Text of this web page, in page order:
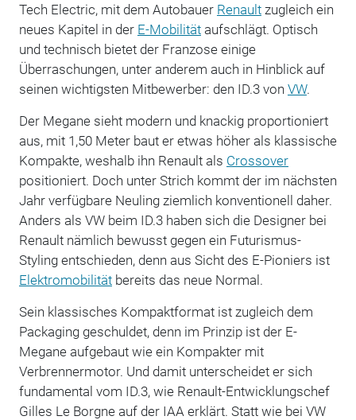
Tech Electric, mit dem Autobauer Renaultzugleich ein
neues Kapitel in der E-Mobilitätaufschlägt. Optisch
und technisch bietet der Franzose einige
Überraschungen, unter anderem auch in Hinblick auf
seinen wichtigsten Mitbewerber: den ID.3 von VW.
Der Megane sieht modern und knackig proportioniert
aus, mit 1,50 Meter baut er etwas höher als klassische
Kompakte, weshalb ihn Renault als Crossover
positioniert. Doch unter Strich kommt der im nächsten
Jahr verfügbare Neuling ziemlich konventionell daher.
Anders als VW beim ID.3 haben sich die Designer bei
Renault nämlich bewusst gegen ein Futurismus-
Styling entschieden, denn aus Sicht des E-Pioniers ist
Elektromobilitätbereits das neue Normal.
Sein klassisches Kompaktformat ist zugleich dem
Packaging geschuldet, denn im Prinzip ist der E-
Megane aufgebaut wie ein Kompakter mit
Verbrennermotor. Und damit unterscheidet er sich
fundamental vom ID.3, wie Renault-Entwicklungschef
Gilles Le Borgne auf der IAA erklärt. Statt wie bei VW